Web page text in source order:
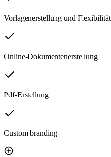
Vorlagenerstellung und Flexibilität
Online-Dokumentenerstellung
Pdf-Erstellung
Custom branding